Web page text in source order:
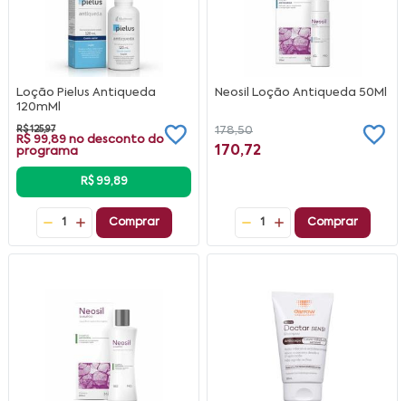
Loção Pielus Antiqueda
120mMl
R$ 125,97
R$ 99,89 no desconto do
programa
R$ 99,89
1 Comprar
Neosil Loção Antiqueda 50Ml
178,50
170,72
1 Comprar